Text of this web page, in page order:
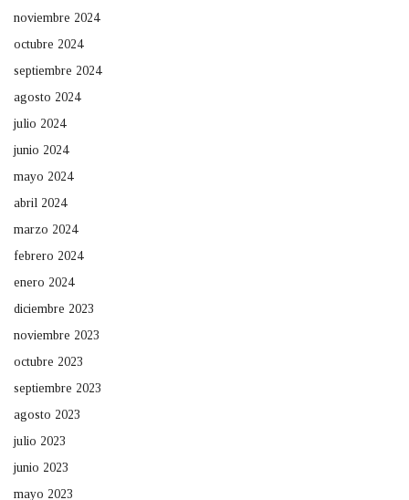
noviembre 2024
octubre 2024
septiembre 2024
agosto 2024
julio 2024
junio 2024
mayo 2024
abril 2024
marzo 2024
febrero 2024
enero 2024
diciembre 2023
noviembre 2023
octubre 2023
septiembre 2023
agosto 2023
julio 2023
junio 2023
mayo 2023